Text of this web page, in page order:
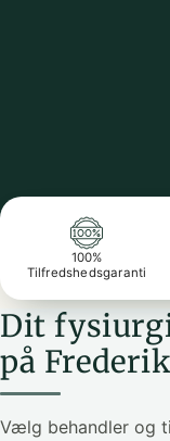
100%
Tilfredshedsgaranti
Dit
på
Vælg behandler og